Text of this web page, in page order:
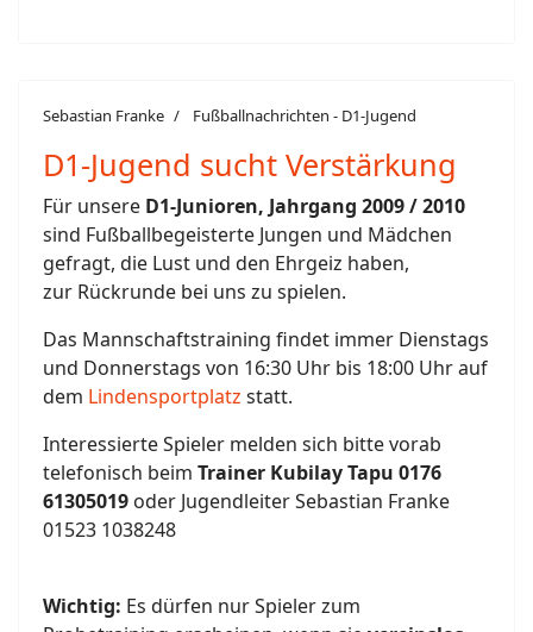
Sebastian Franke Fußballnachrichten - D1-Jugend
D1-Jugend sucht Verstärkung
Für unsere D1-Junioren, Jahrgang 2009 / 2010
sind Fußballbegeisterte Jungen und Mädchen
gefragt, die Lust und den Ehrgeiz haben,
zur Rückrunde bei uns zu spielen.
Das Mannschaftstraining findet immer Dienstags
und Donnerstags von 16:30 Uhr bis 18:00 Uhr auf
dem Lindensportplatz statt.
Interessierte Spieler melden sich bitte vorab
telefonisch beim Trainer Kubilay Tapu 0176
61305019 oder Jugendleiter Sebastian Franke
01523 1038248
Wichtig: Es dürfen nur Spieler zum